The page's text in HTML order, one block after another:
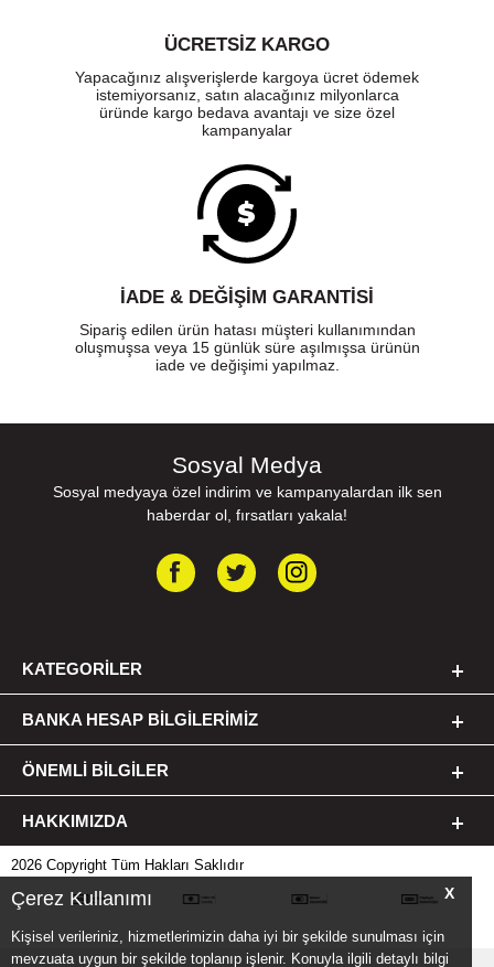
X
Çerez Kullanımı
Kişisel verileriniz, hizmetlerimizin daha iyi bir şekilde sunulması için
mevzuata uygun bir şekilde toplanıp işlenir. Konuyla ilgili detaylı bilgi
ÜCRETSIZ KARGO
Yapacağınız alışverişlerde kargoya ücret ödemek
istemiyorsanız, satın alacağınız milyonlarca
üründe kargo bedava avantajı ve size özel
kampanyalar
İADE & DEĞİŞİM GARANTİSİ
Sipariş edilen ürün hatası müşteri kullanımından
oluşmuşsa veya 15 günlük süre aşılmışsa ürünün
iade ve değişimi yapılmaz.
Sosyal Medya
Sosyal medyaya özel indirim ve kampanyalardan ilk sen
haberdar ol, fırsatları yakala!
KATEGORILER
BANKA HESAP BILGILERIMIZ
ÖNEMLI BILGILER
HAKKIMIZDA
2026 Copyright Tüm Hakları Saklıdır